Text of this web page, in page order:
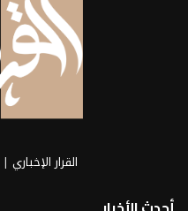
القرار الإخباري |